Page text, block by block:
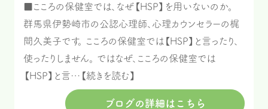
■こころの保健室では、なぜ【HSP】を用いないのか。
群馬県伊勢崎市の公認心理師、心理カウンセラーの梶
間久美子です。 こころの保健室では【HSP】と言ったり、
使ったりしません。 ではなぜ、こころの保健室では
【HSP】と言…【続きを読む】
ブログの詳細はこちら